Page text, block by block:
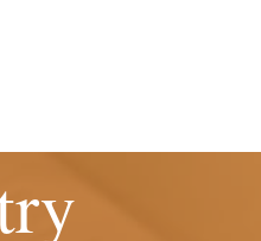
にて受付けま